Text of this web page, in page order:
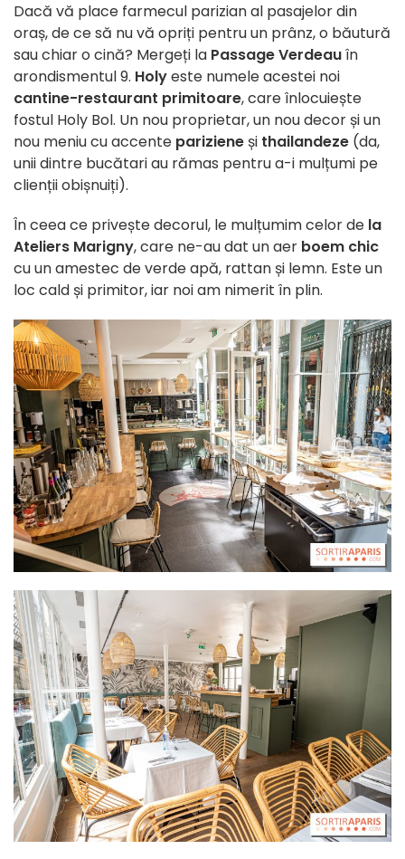
Dacă vă place farmecul parizian al pasajelor din
oraș, de ce să nu vă opriți pentru un prânz, o băutură
sau chiar o cină? Mergeți la Passage Verdeauîn
arondismentul 9. Holyeste numele acestei noi
cantine-restaurant primitoare, care înlocuiește
fostul Holy Bol. Un nou proprietar, un nou decor și un
nou meniu cu accente pariziene și thailandeze (da,
unii dintre bucătari au rămas pentru a-i mulțumi pe
clienții obișnuiți).
În ceea ce privește decorul, le mulțumim celor de la
Ateliers Marigny, care ne-au dat un aer boem chic
cu un amestec de verde apă, rattan și lemn. Este un
loc cald și primitor, iar noi am nimerit în plin.